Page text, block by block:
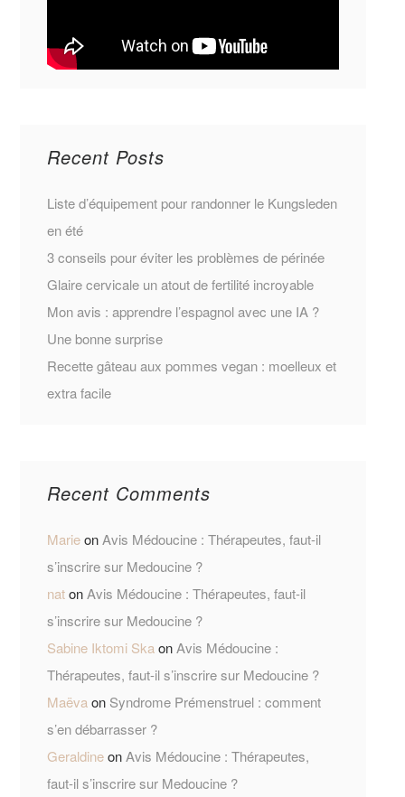
Recent Posts
Liste d’équipement pour randonner le Kungsleden
en été
3 conseils pour éviter les problèmes de périnée
Glaire cervicale un atout de fertilité incroyable
Mon avis : apprendre l’espagnol avec une IA ?
Une bonne surprise
Recette gâteau aux pommes vegan : moelleux et
extra facile
Recent Comments
MarieonAvis Médoucine : Thérapeutes, faut-il
s’inscrire sur Medoucine ?
natonAvis Médoucine : Thérapeutes, faut-il
s’inscrire sur Medoucine ?
Sabine Iktomi SkaonAvis Médoucine :
Thérapeutes, faut-il s’inscrire sur Medoucine ?
Maëvaon Syndrome Prémenstruel : comment
s’en débarrasser ?
GeraldineonAvis Médoucine : Thérapeutes,
faut-il s’inscrire sur Medoucine ?